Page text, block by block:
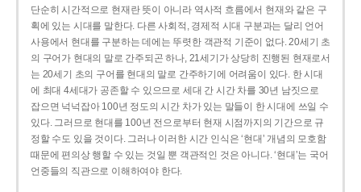
단순히 시간적으로 현재란 뜻이 아니라 역사적 흐름에서 현재와 같은 구
획에 있는 시대를 말한다. 다른 사회적, 경제적 시대 구분과는 달리 언어
사용에서 현대를 구분하는 데에는 뚜렷한 객관적 기준이 없다. 20세기 초
의 구어가 현대의 말로 간주되곤 하나, 21세기가 상당히 진행된 현재로서
는 20세기 초의 구어를 현대의 말로 간주하기에 어려움이 있다. 한 시대
에 최대 4세대가 공존할 수 있으므로 세대 간 시간 차를 30년 남짓으로
잡으면 넉넉잡아 100년 정도의 시간 차가 있는 말들이 한 시대에 쓰일 수
있다. 그러므로 현대를 100년 전으로부터 현재 시점까지의 기간으로 규
정할 수도 있을 것이다. 그러나 이러한 시간 인식은 ‘현대’ 개념의 모호함
때문에 편의상 행할 수 있는 것일 뿐 객관적인 것은 아니다. ‘현대’는 국어
언중들의 직관으로 이해하여야 한다.